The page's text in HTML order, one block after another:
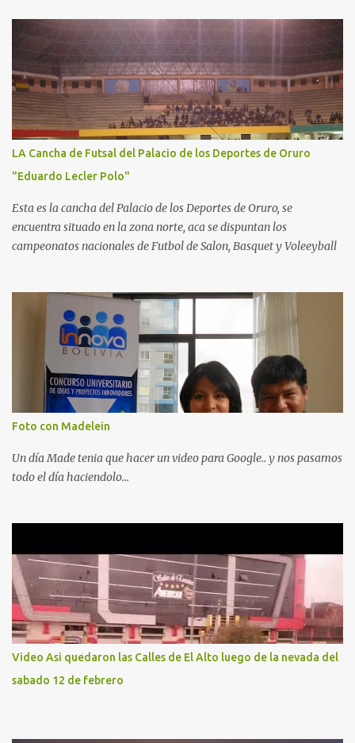
LA Cancha de Futsal del Palacio de los Deportes de Oruro
"Eduardo Lecler Polo"
Esta es la cancha del Palacio de los Deportes de Oruro, se
encuentra situado en la zona norte, aca se dispuntan los
campeonatos nacionales de Futbol de Salon, Basquet y Voleeyball
Foto con Madelein
Un día Made tenia que hacer un video para Google.. y nos pasamos
todo el día haciendolo...
Video Asi quedaron las Calles de El Alto luego de la nevada del
sabado 12 de febrero